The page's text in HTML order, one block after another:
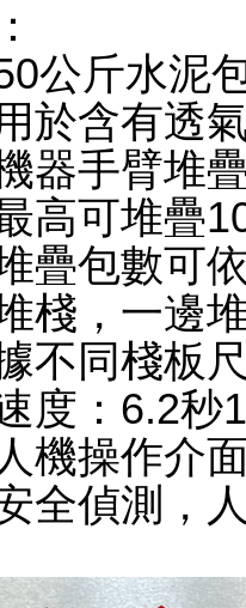
公斤水泥
於含有透
器手臂堆
高可堆疊
疊包數可
棧，一邊
不同棧板
度：6.2秒
機操作介
全偵測，